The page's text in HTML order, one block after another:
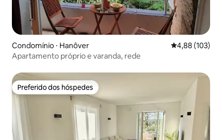
Condomínio ⋅ Hanôver 4,88 de uma
4,88 (103)
Apartamento próprio e varanda, rede
Preferido dos hóspedes
Preferido dos hóspedes